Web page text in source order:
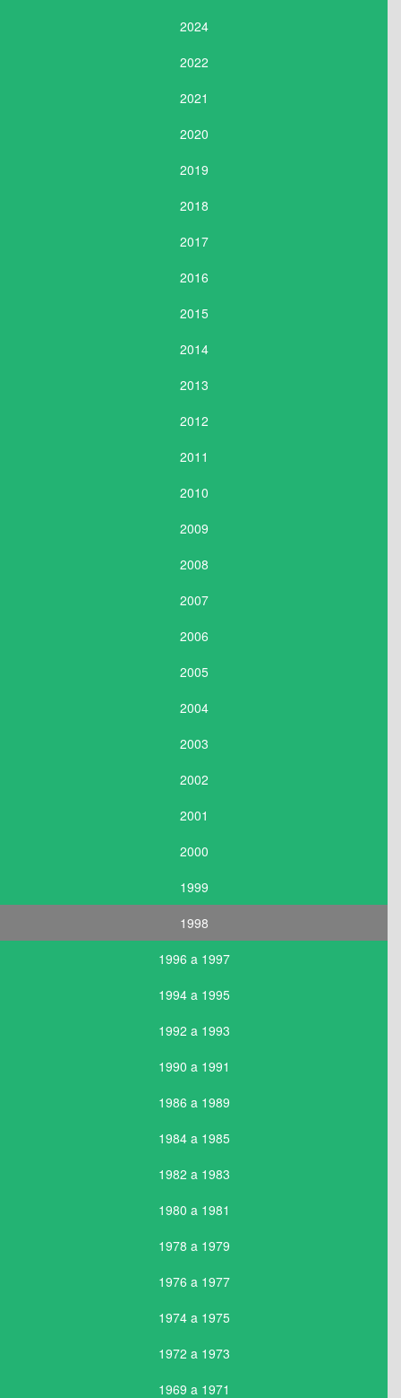
2024
2022
2021
2020
2019
2018
2017
2016
2015
2014
2013
2012
2011
2010
2009
2008
2007
2006
2005
2004
2003
2002
2001
2000
1999
1998
1996 a 1997
1994 a 1995
1992 a 1993
1990 a 1991
1986 a 1989
1984 a 1985
1982 a 1983
1980 a 1981
1978 a 1979
1976 a 1977
1974 a 1975
1972 a 1973
1969 a 1971